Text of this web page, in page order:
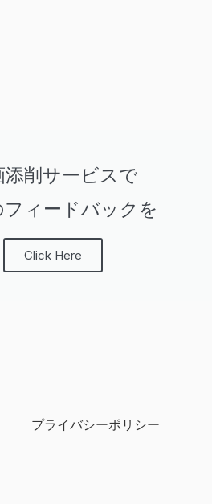
添削サービスで
フィードバックを
Click Here
プライバシーポリシー